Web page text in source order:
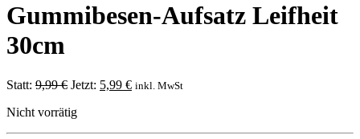
Gummibesen-Aufsatz Leifheit
30cm
Statt: 9,99€ Ursprünglicher
war:
Jetzt: 5,99 €Aktueller
inkl. MwSt
Nicht vorrätig